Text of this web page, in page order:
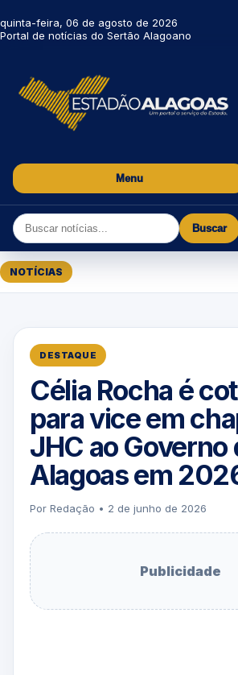
quinta-feira, 06 de agosto de 2026
Portal de notícias do Sertão Alagoano
Menu
Buscar
NOTÍCIAS
DESTAQUE
Célia Rocha é
para vice em
JHC ao Governo
Alagoas em
Por Redação • 2 de junho de 2026
Publicidade